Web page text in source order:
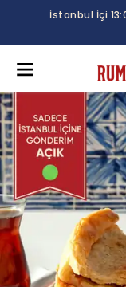
İstanbul İçi